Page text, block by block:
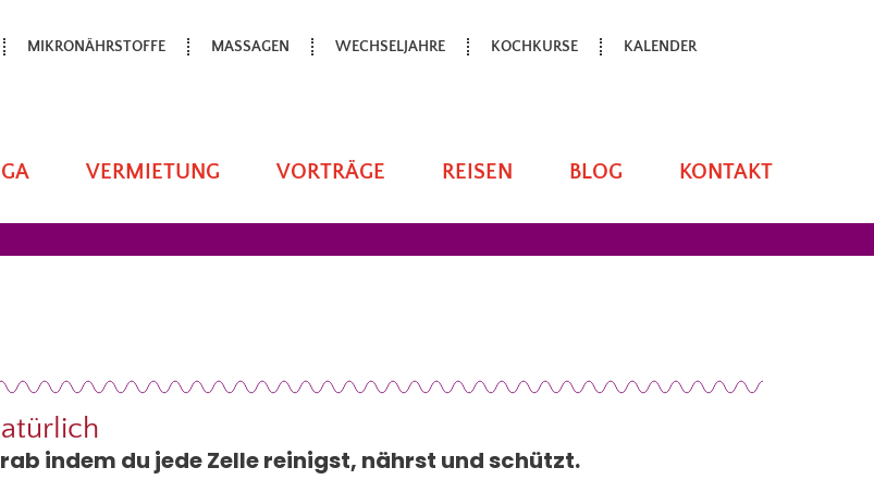
MIKRONÄHRSTOFFE MASSAGEN WECHSELJAHRE KOCHKURSE KALENDER
VERMIETUNG VORTRÄGE REISEN BLOG KONTAKT
indem du jede Zelle reinigst, nährst und schützt.